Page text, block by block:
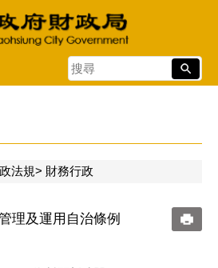
搜
尋
法規 財務行政
理及運用自治條例